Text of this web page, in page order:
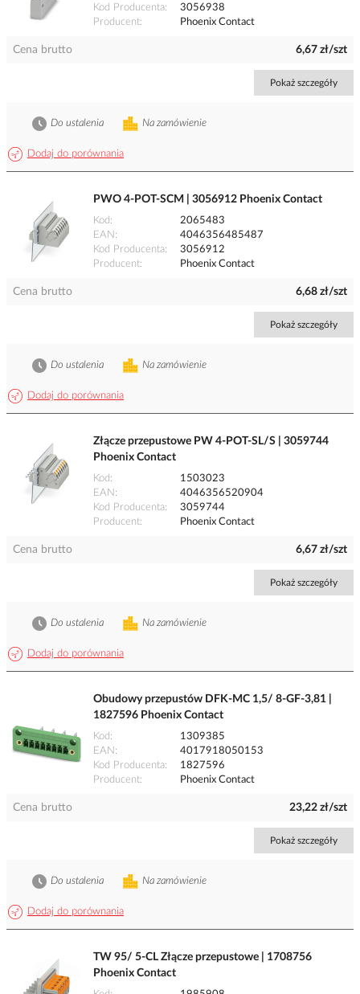
Kod Producenta
3056938
Producent
Phoenix Contact
Cena brutto 6,67 zł/szt
Pokaż szczegóły
Dodaj do porównania
Na zamówienie
Do ustalenia
PWO 4-POT-SCM | 3056912 Phoenix Contact
Kod
2065483
EAN
4046356485487
Kod Producenta
3056912
Producent
Phoenix Contact
Cena brutto 6,68 zł/szt
Pokaż szczegóły
Dodaj do porównania
Na zamówienie
Do ustalenia
Złącze przepustowe PW 4-POT-SL/S | 3059744
Phoenix Contact
Kod
1503023
EAN
4046356520904
Kod Producenta
3059744
Producent
Phoenix Contact
Cena brutto 6,67 zł/szt
Pokaż szczegóły
Dodaj do porównania
Na zamówienie
Do ustalenia
Obudowy przepustów DFK-MC 1,5/ 8-GF-3,81 |
1827596 Phoenix Contact
Kod
1309385
EAN
4017918050153
Kod Producenta
1827596
Producent
Phoenix Contact
Cena brutto 23,22 zł/szt
Pokaż szczegóły
Dodaj do porównania
Na zamówienie
Do ustalenia
TW 95/ 5-CL Złącze przepustowe | 1708756
Phoenix Contact